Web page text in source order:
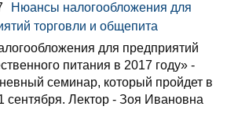
Нюансы налогообложения для
торговли и общепита
для предприятий
питания в 2017 году» -
семинар, который пройдет в
Лектор - Зоя Ивановна